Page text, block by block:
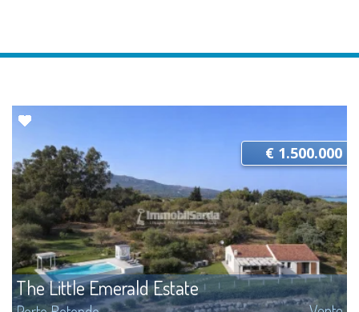
The Little Emerald Estate
€ 1.500.000